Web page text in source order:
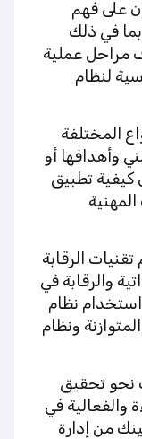
على فهم
بما في ذلك
مراحل عملية
لنظام
المختلفة
وأهدافها أو
كيفية تطبيق
الرقابة
والرقابة في
إلى استخدام نظام
المتوازنة ونظام
نحو تحقيق
والفعالية في
من إدارة